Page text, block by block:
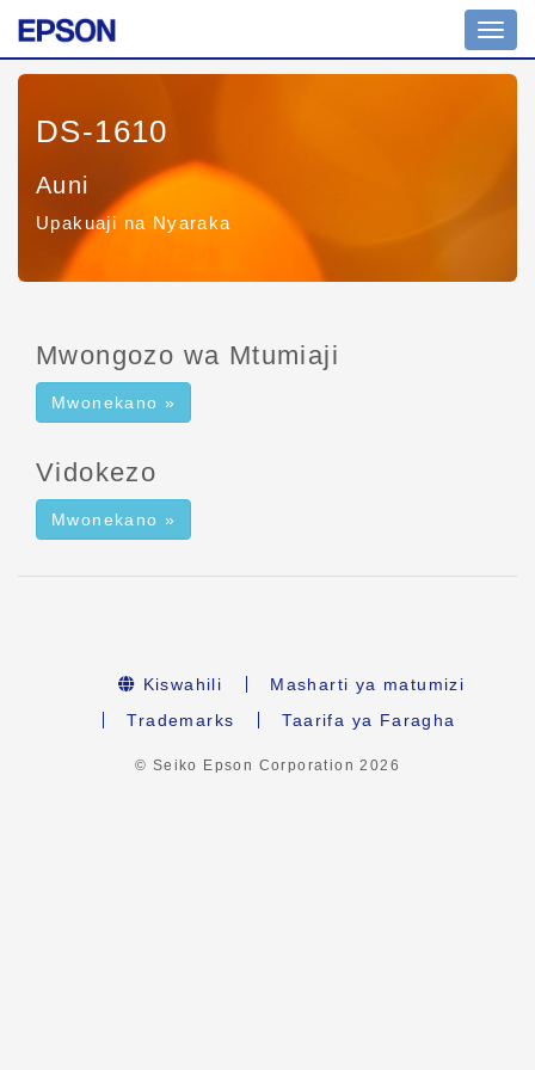
DS-1610
Auni
Upakuaji na Nyaraka
Mwongozo wa Mtumiaji
Mwonekano »
Vidokezo
Mwonekano »
Kiswahili
Masharti ya matumizi
Trademarks
Taarifa ya Faragha
© Seiko Epson Corporation2026